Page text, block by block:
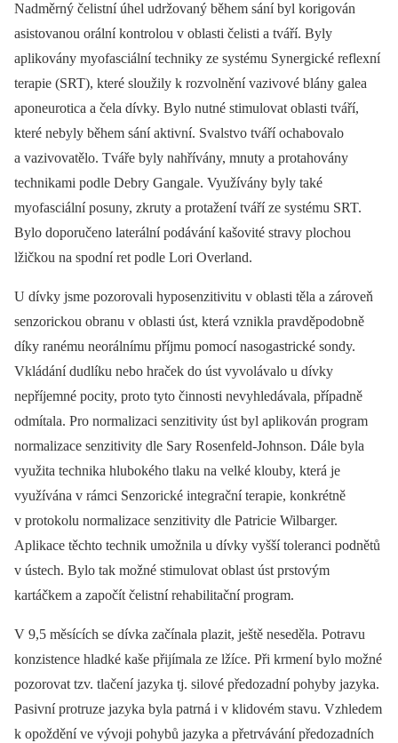
Nadměrný čelistní úhel udržovaný během sání byl korigován
asistovanou orální kontrolou v oblasti čelisti a tváří. Byly
aplikovány myofasciální techniky ze systému Synergické reflexní
terapie (SRT), které sloužily k rozvolnění vazivové blány galea
aponeurotica a čela dívky. Bylo nutné stimulovat oblasti tváří,
které nebyly během sání aktivní. Svalstvo tváří ochabovalo
a vazivovatělo. Tváře byly nahřívány, mnuty a protahovány
technikami podle Debry Gangale. Využívány byly také
myofasciální posuny, zkruty a protažení tváří ze systému SRT.
Bylo doporučeno laterální podávání kašovité stravy plochou
lžičkou na spodní ret podle Lori Overland.
U dívky jsme pozorovali hyposenzitivitu v oblasti těla a zároveň
senzorickou obranu v oblasti úst, která vznikla pravděpodobně
díky ranému neorálnímu příjmu pomocí nasogastrické sondy.
Vkládání dudlíku nebo hraček do úst vyvolávalo u dívky
nepříjemné pocity, proto tyto činnosti nevyhledávala, případně
odmítala. Pro normalizaci senzitivity úst byl aplikován program
normalizace senzitivity dle Sary Rosenfeld-Johnson. Dále byla
využita technika hlubokého tlaku na velké klouby, která je
využívána v rámci Senzorické integrační terapie, konkrétně
v protokolu normalizace senzitivity dle Patricie Wilbarger.
Aplikace těchto technik umožnila u dívky vyšší toleranci podnětů
v ústech. Bylo tak možné stimulovat oblast úst prstovým
kartáčkem a započít čelistní rehabilitační program.
V 9,5 měsících se dívka začínala plazit, ještě neseděla. Potravu
konzistence hladké kaše přijímala ze lžíce. Při krmení bylo možné
pozorovat tzv. tlačení jazyka tj. silové předozadní pohyby jazyka.
Pasivní protruze jazyka byla patrná i v klidovém stavu. Vzhledem
k opoždění ve vývoji pohybů jazyka a přetrvávání předozadních